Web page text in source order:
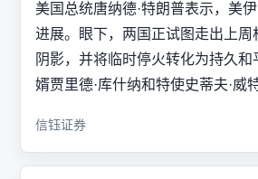
美国总统唐纳德·特朗普表示，美
进展。眼下，两国正试图走出上周
阴影，并将临时停火转化为持久和
婿贾里德·库什纳和特使史蒂夫·威
信钰证券